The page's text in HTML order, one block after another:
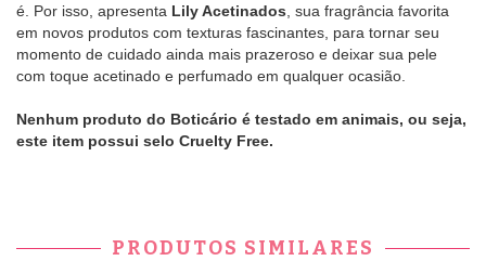
é. Por isso, apresenta Lily Acetinados , sua fragrância favorita
em novos produtos com texturas fascinantes, para tornar seu
momento de cuidado ainda mais prazeroso e deixar sua pele
com toque acetinado e perfumado em qualquer ocasião.
Nenhum produto do Boticário é testado em animais, ou seja,
este item possui selo Cruelty Free.
PRODUTOS SIMILARES